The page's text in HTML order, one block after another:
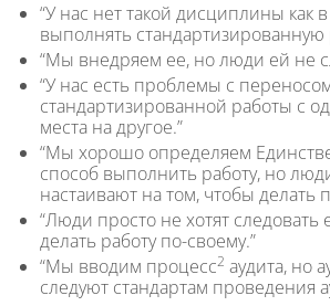
“У нас нет такой дисциплины как
выполнять стандартизированную
“Мы внедряем ее, но люди ей не
“У нас есть проблемы с
стандартизированной работы с
места на другое.”
“Мы хорошо определяем
способ выполнить работу, но
настаивают на том, чтобы делать
“Люди просто не хотят следовать
делать работу по-своему.”
“Мы вводим процесс2 аудита, но
следуют стандартам проведения